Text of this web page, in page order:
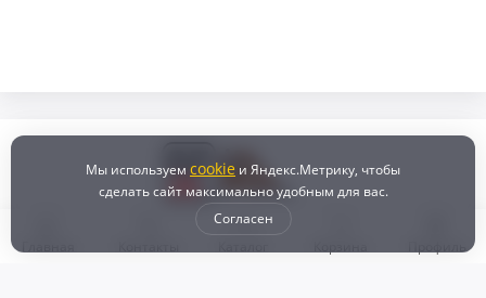
Мы используем cookie и Яндекс.Метрику, чтобы
сделать сайт максимально удобным для вас.
Согласен